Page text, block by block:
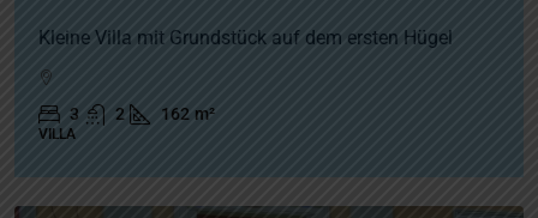
Kleine Villa mit Grundstück auf dem ersten Hügel
3 2 162 m²
VILLA